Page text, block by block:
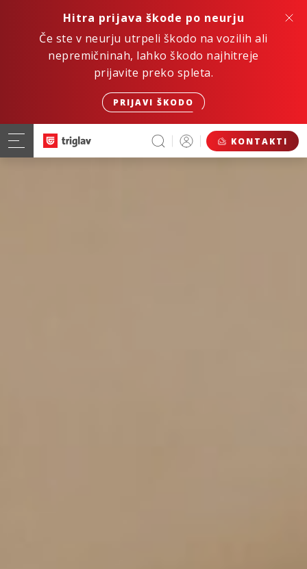
Hitra prijava škode po neurju
Če ste v neurju utrpeli škodo na vozilih ali
nepremičninah, lahko škodo najhitreje
prijavite preko spleta.
PRIJAVI ŠKODO
KONTAKTI